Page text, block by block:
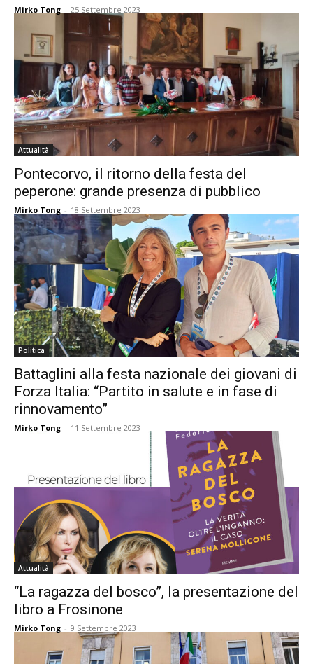
Mirko Tong - 25 Settembre 2023
Attualità
Pontecorvo, il ritorno della festa del
peperone: grande presenza di pubblico
Mirko Tong - 18 Settembre 2023
Politica
Battaglini alla festa nazionale dei giovani di
Forza Italia: “Partito in salute e in fase di
rinnovamento”
Mirko Tong - 11 Settembre 2023
Attualità
“La ragazza del bosco”, la presentazione del
libro a Frosinone
Mirko Tong - 9 Settembre 2023